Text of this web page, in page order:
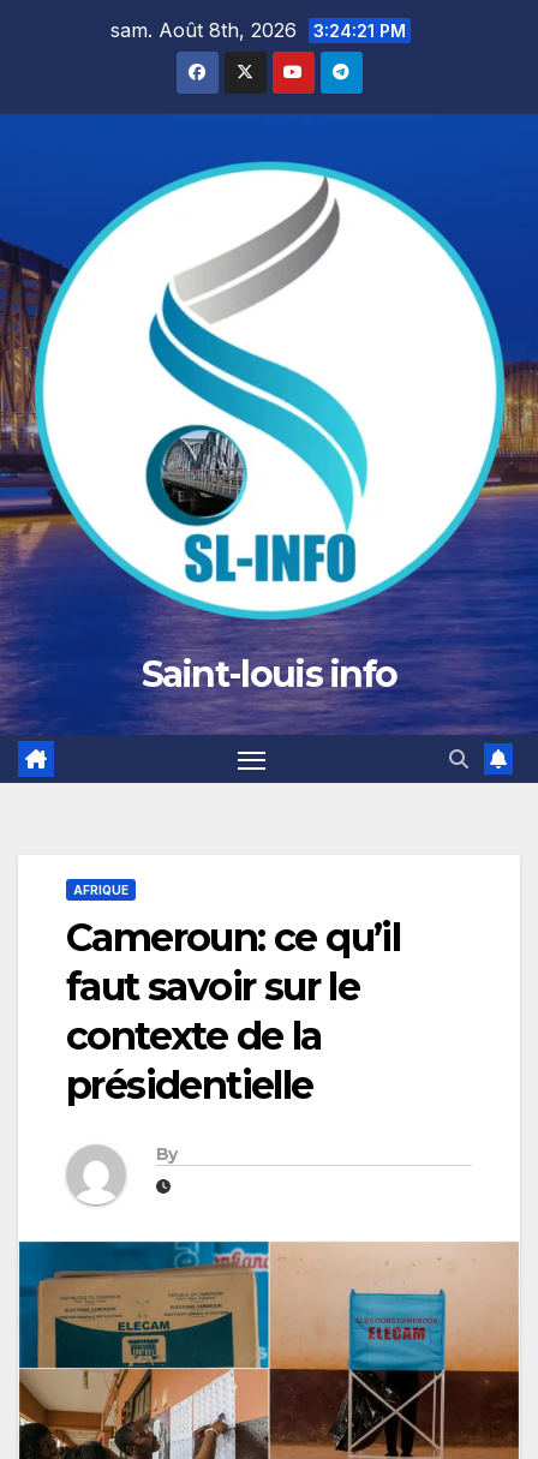
sam. Août 8th, 2026 3:24:23 PM
Saint-louis info
AFRIQUE
Cameroun: ce qu’il
faut savoir sur le
contexte de la
présidentielle
By